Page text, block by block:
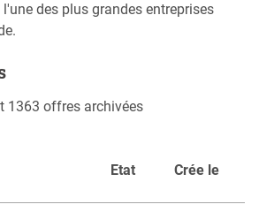
des plus grandes entreprises
1363 offres archivées
Etat Crée le